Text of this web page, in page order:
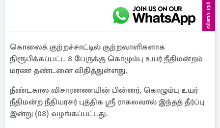
விளம்பரம்
கொலைக் குற்றச்சாட்டில் குற்றவாளிகளாக
நிரூபிக்கப்பட்ட 8 பேருக்கு கொழும்பு உயர் நீதிமன்றம்
மரண தண்டனை விதித்துள்ளது.
நீண்டகால விசாரணையின் பின்னர், கொழும்பு உயர்
நீதிமன்ற நீதியரசர் புத்திக ஸ்ரீ ராகலவால் இந்தத் தீர்ப்பு
இன்று (08) வழங்கப்பட்டது.